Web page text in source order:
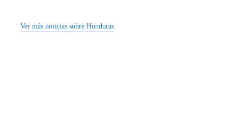
Ver más noticias sobre Honduras